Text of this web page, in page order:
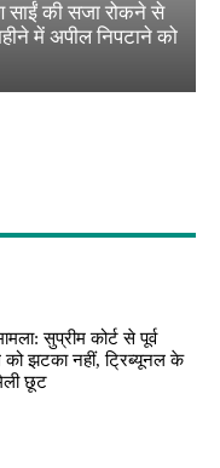
साईं की सजा रोकने से
में अपील निपटाने को
सुप्रीम कोर्ट से पूर्व
झटका नहीं, ट्रिब्यूनल के
छूट